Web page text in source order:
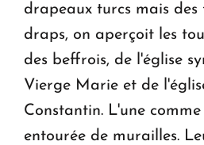
drapeaux turcs mais des
draps, on aperçoit les
des beffrois, de l'église
Vierge Marie et de
Constantin. L'une
entourée de murailles.